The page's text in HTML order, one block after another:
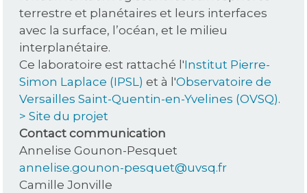
terrestre et planétaires et leurs interfaces
avec la surface, l’océan, et le milieu
interplanétaire.
Ce laboratoire est rattaché l'Institut Pierre-
Simon Laplace (IPSL) et à l'Observatoire de
Versailles Saint-Quentin-en-Yvelines (OVSQ).
> Site du projet
Contact communication
Annelise Gounon-Pesquet
annelise.gounon-pesquet@uvsq.fr
Camille Jonville